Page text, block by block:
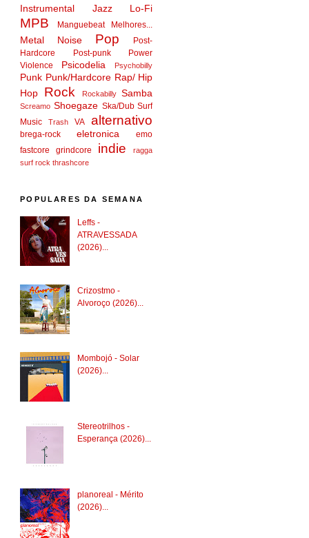
Instrumental Jazz Lo-Fi
MPB Manguebeat Melhores...
Metal Noise Pop
Post-
Hardcore
Post-punk
Power
Violence
Psicodelia Psychobilly
Punk Punk/Hardcore Rap/ Hip
Hop
Rock Rockabilly Samba
Screamo Shoegaze Ska/Dub Surf
Music
Trash VA alternativo
brega-rock eletronica
emo
fastcore
grindcore indie
ragga
surf rock thrashcore
POPULARES DA SEMANA
Leffs -
ATRAVESSADA
(2026)...
Crizostmo -
Alvoroço (2026)...
Mombojó - Solar
(2026)...
Stereotrilhos -
Esperança (2026)...
planoreal - Mérito
(2026)...